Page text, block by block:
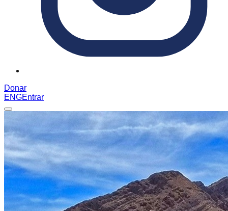
Donar
ENGEntrar